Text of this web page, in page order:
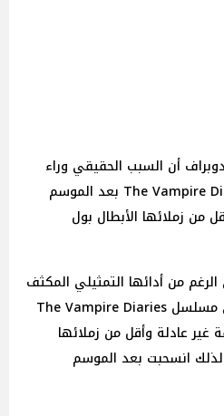
أن السبب الحقيقي وراء
انسحابها من مسلسل The Vampire Diaries بعد الموسم
من زملائها الأبطال بول
من أدائها التمثيلي المكثف
غير عادلة وأقل من زملائها
انسحبت بعد الموسم